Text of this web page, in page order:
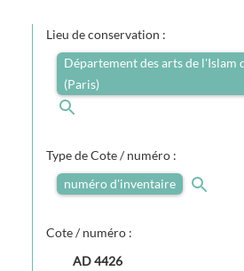
Lieu de conservation :
Département des arts de l'Islam
(Paris)
Type de Cote / numéro :
numéro d'inventaire
Cote / numéro :
AD 4426